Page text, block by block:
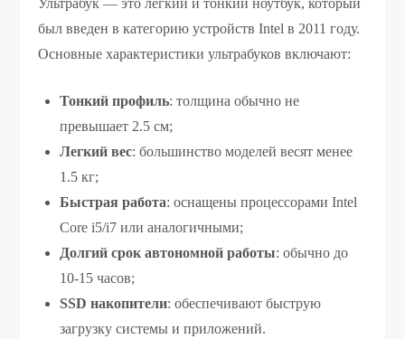
Ультрабук — это легкий и тонкий ноутбук, который
был введен в категорию устройств Intel в 2011 году.
Основные характеристики ультрабуков включают:
Тонкий профиль: толщина обычно не
превышает 2.5 см;
Легкий вес: большинство моделей весят менее
1.5 кг;
Быстрая работа: оснащены процессорами Intel
Core i5/i7 или аналогичными;
Долгий срок автономной работы: обычно до
10-15 часов;
SSD накопители: обеспечивают быструю
загрузку системы и приложений.